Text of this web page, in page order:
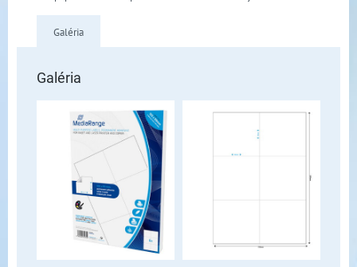
Galéria
Galéria